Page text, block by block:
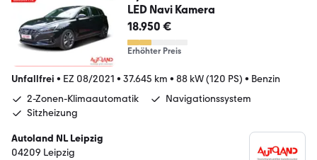
LED Navi Kamera
18.950 €
Erhöhter Preis
Unfallfrei • EZ 08/2021 • 37.645 km • 88 kW (120 PS) • Benzin
2-Zonen-Klimaautomatik
Navigationssystem
Sitzheizung
Autoland NL Leipzig
04209 Leipzig